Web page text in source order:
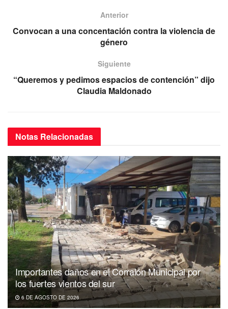
b
k
A
gr
a
m
Anterior
Convocan a una concentación contra la violencia de
género
Siguiente
“Queremos y pedimos espacios de contención” dijo
Claudia Maldonado
Notas Relacionadas
Importantes daños en el Corralón Municipal por
los fuertes vientos del sur
6 DE AGOSTO DE 2026